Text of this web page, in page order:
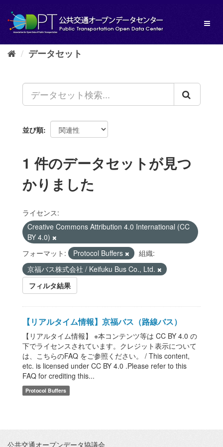
し
データセット
並び順
1 件のデータセットが見つ
かりました
ライセンス:
Creative Commons Attribution 4.0 International (CC
BY 4.0)
フォーマット:
Protocol Buffers
組織:
京福バス株式会社 / Keifuku Bus Co., Ltd.
フィルタ結果
【リアルタイム情報】京福バス（路線バス）
【リアルタイム情報】 ※本コンテンツ等は CC BY 4.0 の
下でライセンスされています。クレジット表示について
は、こちらのFAQ をご参照ください。 / This content,
etc. is licensed under CC BY 4.0 .Please refer to this
FAQ for crediting this...
Protocol Buffers
公共交通オープンデータ協議会